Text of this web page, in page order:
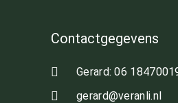
Contactgegevens
Gerard: 06
gerard@veranli.nl